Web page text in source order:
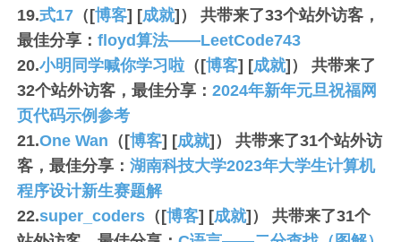
19.式17 （[博客] [成就]） 共带来了33个站外访客，
最佳分享：floyd算法——LeetCode743
20.小明同学喊你学习啦 （[博客] [成就]） 共带来了
32个站外访客，最佳分享：2024年新年元旦祝福网
页代码示例参考
21.One Wan （[博客] [成就]） 共带来了31个站外访
客，最佳分享：湖南科技大学2023年大学生计算机
程序设计新生赛题解
22.super_coders （[博客] [成就]） 共带来了31个